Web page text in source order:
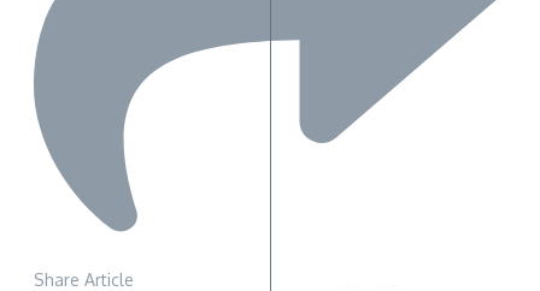
Share Article